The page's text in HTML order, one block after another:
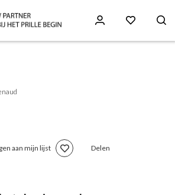
aan mijn lijst Delen